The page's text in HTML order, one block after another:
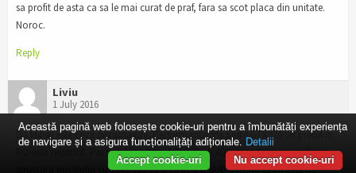
sa profit de asta ca sa le mai curat de praf, fara sa scot placa din unitate.
Noroc.
Reply
Liviu
1 July 2016
Da Mihai este ceva dezamagire. Performanta 5% peste GTX970 iar pretul in
RO este nesimtit. Pai mai bine astept RX470 cu 4GB care daca se confirma
structura nucelului cu 2048:128:32 o sa fie 5% SUB GTX970 la un pret de
Această pagină web folosește cookie-uri pentru a îmbunătăți experiența
de navigare și a asigura funcționalițăți adiționale. Detalii
Nu accept cookie-uri
Accept cookie-uri